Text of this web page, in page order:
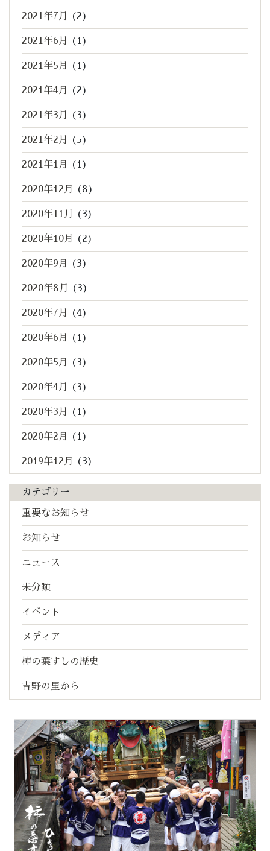
2021年7月 (2)
2021年6月 (1)
2021年5月 (1)
2021年4月 (2)
2021年3月 (3)
2021年2月 (5)
2021年1月 (1)
2020年12月 (8)
2020年11月 (3)
2020年10月 (2)
2020年9月 (3)
2020年8月 (3)
2020年7月 (4)
2020年6月 (1)
2020年5月 (3)
2020年4月 (3)
2020年3月 (1)
2020年2月 (1)
2019年12月 (3)
カテゴリー
重要なお知らせ
お知らせ
ニュース
未分類
イベント
メディア
柿の葉すしの歴史
吉野の里から